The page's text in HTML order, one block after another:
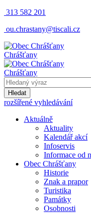
313 582 201
ou.chrastany@tiscali.cz
Chrášťany
Chrášťany
Hledat
rozšířené vyhledávání
Aktuálně
Aktuality
Kalendář akcí
Infoservis
Informace od
Obec Chrášťany
Historie
Znak a prapor
Turistika
Památky
Osobnosti